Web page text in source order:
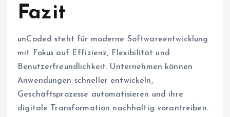
Fazit
unCoded steht für moderne Softwareentwicklung
mit Fokus auf Effizienz, Flexibilität und
Benutzerfreundlichkeit. Unternehmen können
Anwendungen schneller entwickeln,
Geschäftsprozesse automatisieren und ihre
digitale Transformation nachhaltig vorantreiben.